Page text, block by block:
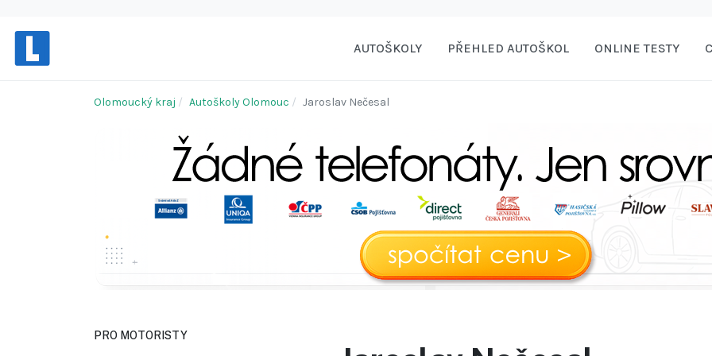
AUTOŠKOLY PŘEHLED AUTOŠKOL ONLINE TESTY
Olomoucký kraj Autoškoly Olomouc Jaroslav Nečesal
PRO MOTORISTY